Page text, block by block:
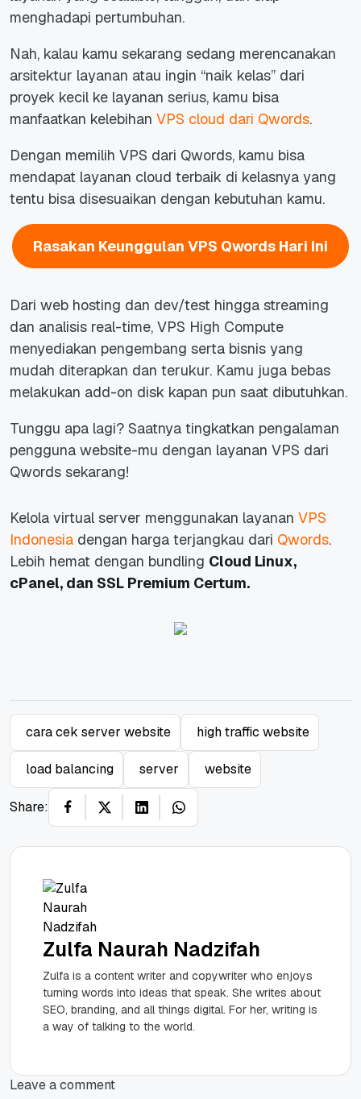
menghadapi pertumbuhan.
Nah, kalau kamu sekarang sedang merencanakan
arsitektur layanan atau ingin “naik kelas” dari
proyek kecil ke layanan serius, kamu bisa
manfaatkan kelebihan VPS cloud dari Qwords.
Dengan memilih VPS dari Qwords, kamu bisa
mendapat layanan cloud terbaik di kelasnya yang
tentu bisa disesuaikan dengan kebutuhan kamu.
Rasakan Keunggulan VPS Qwords Hari Ini
Dari web hosting dan dev/test hingga streaming
dan analisis real-time, VPS High Compute
menyediakan pengembang serta bisnis yang
mudah diterapkan dan terukur. Kamu juga bebas
melakukan add-on disk kapan pun saat dibutuhkan.
Tunggu apa lagi? Saatnya tingkatkan pengalaman
pengguna website-mu dengan layanan VPS dari
Qwords sekarang!
Kelola virtual server menggunakan layanan VPS
Indonesia dengan harga terjangkau dari Qwords.
Lebih hemat dengan bundling Cloud Linux,
cPanel, dan SSL Premium Certum.
cara cek server website high traffic website
load balancing server website
Share:
Zulfa Naurah Nadzifah
Zulfa is a content writer and copywriter who enjoys
turning words into ideas that speak. She writes about
SEO, branding, and all things digital. For her, writing is
a way of talking to the world.
Leave a comment